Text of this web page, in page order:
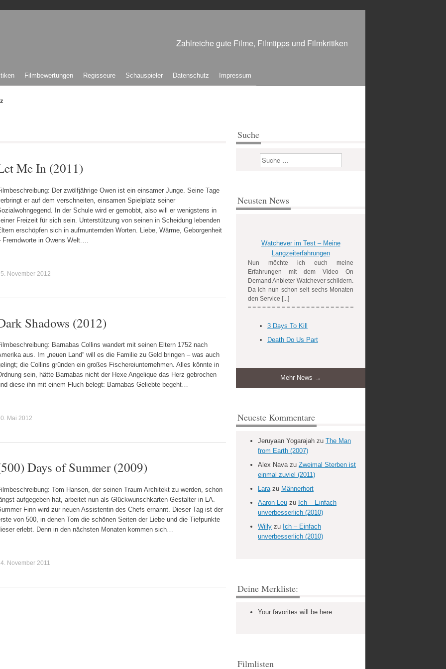
Zahlreiche gute Filme, Filmtipps und Filmkritiken
Filmbewertungen Regisseure Schauspieler Datenschutz Impressum
Me In (2011)
Der zwölfjährige Owen ist ein einsamer Junge. Seine Tage
er auf dem verschneiten, einsamen Spielplatz seiner
In der Schule wird er gemobbt, also will er wenigstens in
Freizeit für sich sein. Unterstützung von seinen in Scheidung lebenden
erschöpfen sich in aufmunternden Worten. Liebe, Wärme, Geborgenheit
Fremdworte in Owens Welt.…
November 2012
Shadows (2012)
Barnabas Collins wandert mit seinen Eltern 1752 nach
aus. Im „neuen Land“ will es die Familie zu Geld bringen – was auch
die Collins gründen ein großes Fischereiunternehmen. Alles könnte in
sein, hätte Barnabas nicht der Hexe Angelique das Herz gebrochen
diese ihn mit einem Fluch belegt: Barnabas Geliebte begeht…
Mai 2012
Days of Summer (2009)
Tom Hansen, der seinen Traum Architekt zu werden, schon
aufgegeben hat, arbeitet nun als Glückwunschkarten-Gestalter in LA.
Finn wird zur neuen Assistentin des Chefs ernannt. Dieser Tag ist der
von 500, in denen Tom die schönen Seiten der Liebe und die Tiefpunkte
erlebt. Denn in den nächsten Monaten kommen sich…
November 2011
Suche
Suchen
Neusten News
Watchever im Test – Meine
Langzeiterfahrungen
Nun möchte ich euch meine
Erfahrungen mit dem Video On
Demand Anbieter Watchever schildern.
Da ich nun schon seit sechs Monaten
den Service [...]
3 Days To Kill
Death Do Us Part
Mehr News →
Neueste Kommentare
Jeruyaan Yogarajah zu The Man
from Earth (2007)
Alex Navazu Zweimal Sterben ist
einmal zuviel (2011)
Larazu Männerhort
Aaron Leu zu Ich – Einfach
unverbesserlich (2010)
Willy zu Ich – Einfach
unverbesserlich (2010)
Deine Merkliste:
Your favorites will be here.
Filmlisten